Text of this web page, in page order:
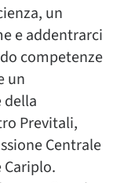
un
e addentrarci
competenze
un
della
Previtali,
Centrale